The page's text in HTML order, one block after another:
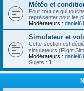
Météo et
Pour tout ce qui
représenter pour les
Modérateurs : daniel61
Simulateur et
Cette section est
simulateurs (Flight
Modérateurs : daniel61
Sujets : 1